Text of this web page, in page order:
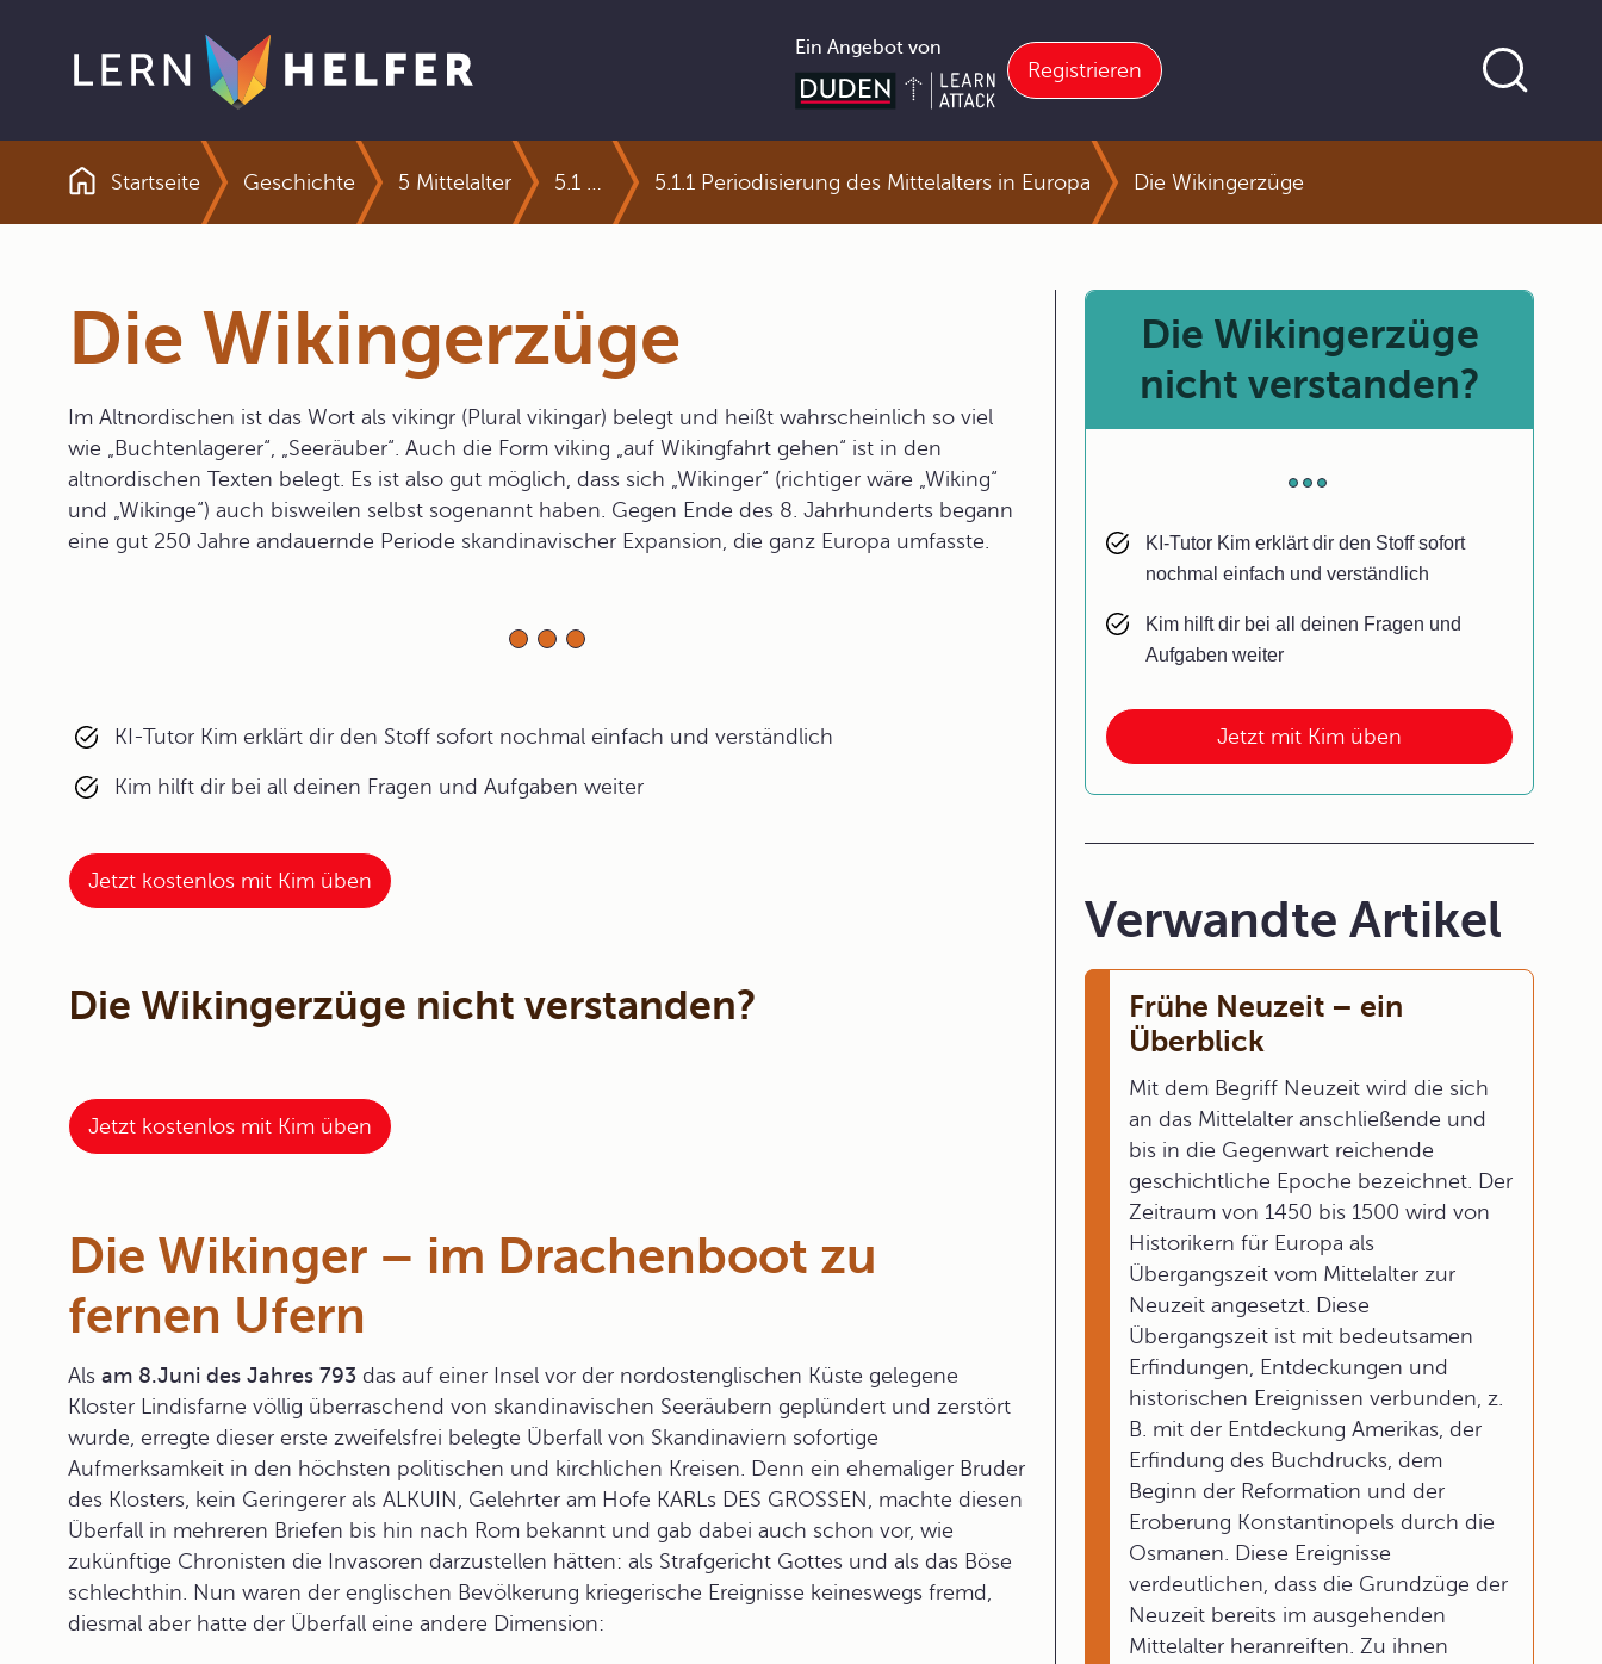
Ein Angebot von
Registrieren
Pfadnavigation
Startseite Geschichte 5 Mittelalter 5.1.1 Periodisierung des Mittelalters in Europa Die Wikingerzüge
Die Wikingerzüge
Im Altnordischen ist das Wort als vikingr (Plural vikingar) belegt und heißt wahrscheinlich so viel
wie „Buchtenlagerer“, „Seeräuber“. Auch die Form viking „auf Wikingfahrt gehen“ ist in den
altnordischen Texten belegt. Es ist also gut möglich, dass sich „Wikinger“ (richtiger wäre „Wiking“
und „Wikinge“) auch bisweilen selbst sogenannt haben. Gegen Ende des 8. Jahrhunderts begann
eine gut 250 Jahre andauernde Periode skandinavischer Expansion, die ganz Europa umfasste.
KI-Tutor Kim erklärt dir den Stoff sofort nochmal einfach und verständlich
Kim hilft dir bei all deinen Fragen und Aufgaben weiter
Jetzt kostenlos mit Kim üben
Die Wikingerzüge nicht verstanden?
Jetzt kostenlos mit Kim üben
Die Wikinger – im Drachenboot zu
fernen Ufern
Als am 8.Juni des Jahres 793 das auf einer Insel vor der nordostenglischen Küste gelegene
Kloster Lindisfarne völlig überraschend von skandinavischen Seeräubern geplündert und zerstört
wurde, erregte dieser erste zweifelsfrei belegte Überfall von Skandinaviern sofortige
Aufmerksamkeit in den höchsten politischen und kirchlichen Kreisen. Denn ein ehemaliger Bruder
des Klosters, kein Geringerer als ALKUIN, Gelehrter am Hofe KARLs DES GROSSEN, machte diesen
Überfall in mehreren Briefen bis hin nach Rom bekannt und gab dabei auch schon vor, wie
zukünftige Chronisten die Invasoren darzustellen hätten: als Strafgericht Gottes und als das Böse
schlechthin. Nun waren der englischen Bevölkerung kriegerische Ereignisse keineswegs fremd,
diesmal aber hatte der Überfall eine andere Dimension:
Jetzt mit Kim üben
Die Wikingerzüge
nicht verstanden?
KI-Tutor Kim erklärt dir den Stoff sofort
nochmal einfach und verständlich
Kim hilft dir bei all deinen Fragen und
Aufgaben weiter
Verwandte Artikel
Frühe Neuzeit – ein
Überblick
Mit dem Begriff Neuzeit wird die sich
an das Mittelalter anschließende und
bis in die Gegenwart reichende
geschichtliche Epoche bezeichnet. Der
Zeitraum von 1450 bis 1500 wird von
Historikern für Europa als
Übergangszeit vom Mittelalter zur
Neuzeit angesetzt. Diese
Übergangszeit ist mit bedeutsamen
Erfindungen, Entdeckungen und
historischen Ereignissen verbunden, z.
B. mit der Entdeckung Amerikas, der
Erfindung des Buchdrucks, dem
Beginn der Reformation und der
Eroberung Konstantinopels durch die
Osmanen. Diese Ereignisse
verdeutlichen, dass die Grundzüge der
Neuzeit bereits im ausgehenden
Mittelalter heranreiften. Zu ihnen